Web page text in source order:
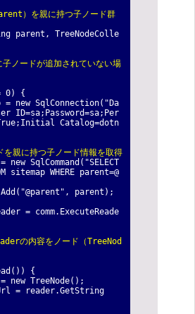
）を親に持つ子ノード群
parent, TreeNodeColle
ノードが追加されていない場
0) {
new SqlConnection("Da
ID=sa;Password=sa;Per
Catalog=dotn
親に持つ子ノード情報を取得
SqlCommand("SELECT
WHERE parent=@
parent);
= comm.ExecuteReade
の内容をノード（TreeNod
{
TreeNode();
= reader.GetString